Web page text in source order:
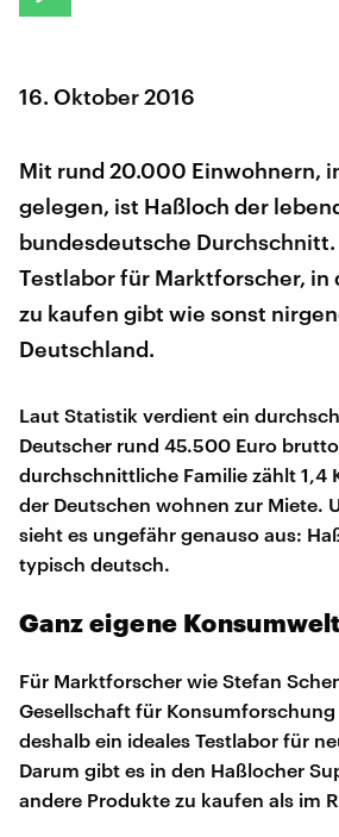
16. Oktober 2016
Mit rund 20.000 Einwohnern,
gelegen, ist Haßloch der
bundesdeutsche Durchschnitt.
Testlabor für Marktforscher, in
zu kaufen gibt wie sonst
Deutschland.
Laut Statistik verdient ein
Deutscher rund 45.500 Euro
durchschnittliche Familie zählt 1,4
der Deutschen wohnen zur Miete.
sieht es ungefähr genauso aus:
typisch deutsch.
Ganz eigene Konsumwelt
Für Marktforscher wie Stefan
Gesellschaft für Konsumforschung
deshalb ein ideales Testlabor für
Darum gibt es in den Haßlocher
andere Produkte zu kaufen als im